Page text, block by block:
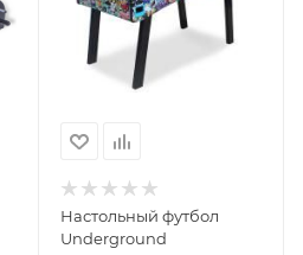
Настольный футбол
Underground